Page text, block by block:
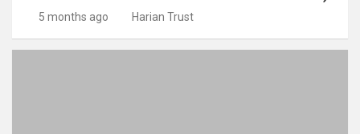
5 months ago Harian Trust